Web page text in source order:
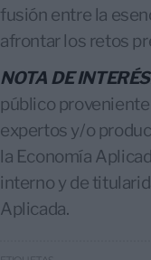
fusión entre la
afrontar los retos
NOTA DE
público
expertos y/o
la Economía
interno y de
Aplicada.